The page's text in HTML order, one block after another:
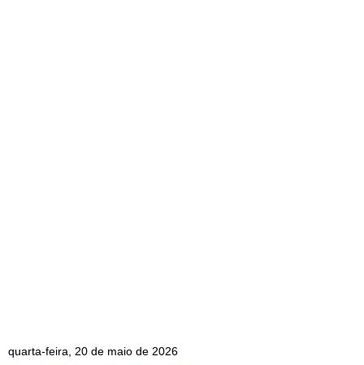
quarta-feira, 20 de maio de 2026